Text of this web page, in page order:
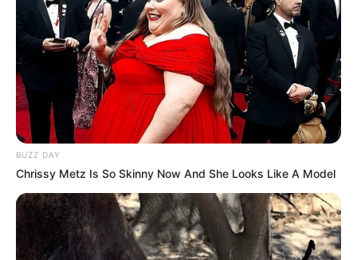
BUZZ DAY
Chrissy Metz Is So Skinny Now And She Looks Like A Model